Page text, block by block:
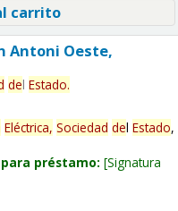
carrito
Antoni Oeste,
del Estado.
Eléctrica, Sociedad del Estado,
préstamo: Signatura